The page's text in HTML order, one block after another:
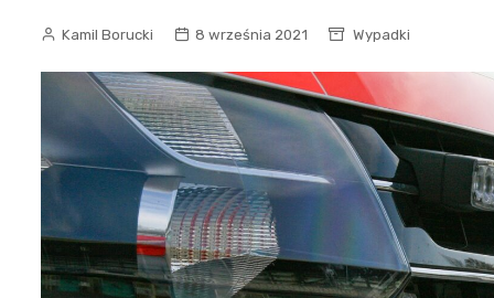
Kamil Borucki 8 września 2021 Wypadki